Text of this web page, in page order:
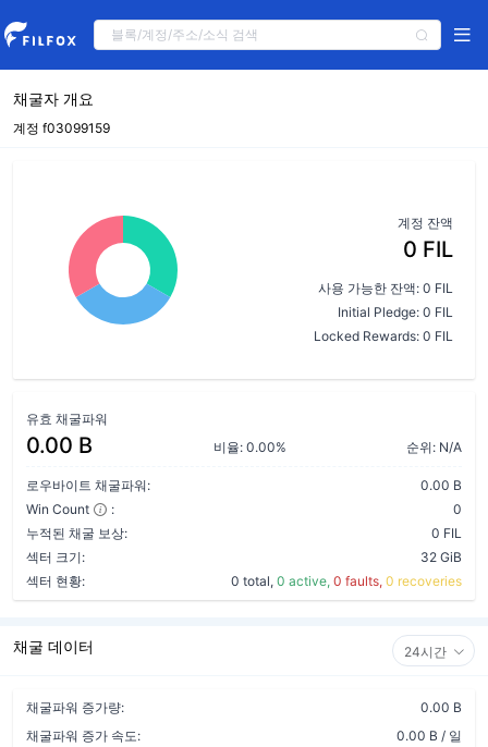
채굴자 개요
계정 f03099159
계정 잔액
0 FIL
사용 가능한 잔액: 0 FIL
Initial Pledge: 0 FIL
Locked Rewards: 0 FIL
유효 채굴파워
0.00 B 비율: 0.00% 순위: N/A
로우바이트 채굴파워:
0.00 B
Win Count
:
0
누적된 채굴 보상:
0 FIL
섹터 크기:
32 GiB
섹터 현황:
0 total, 0 active, 0 faults, 0 recoveries
채굴 데이터 24시간
채굴파워 증가량:
0.00 B
채굴파워 증가 속도:
0.00 B / 일